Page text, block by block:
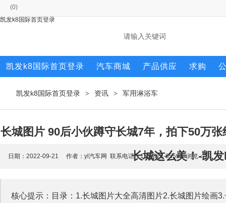
(0)
凯发k8国际首页登录
凯发k8国际首页登录 汽车商城 产品供应 求购
凯发k8国际首页登录 > 资讯 > 军用淋浴车
长城图片 90后小伙蹲守长城7年，拍下50万
长城这么美！-凯
日期：2022-09-21 作者：yl汽车网 联系电话：153-872-95596 浏览：19
核心提示：目录：1.长城图片大全高清图片2.长城图片绘画